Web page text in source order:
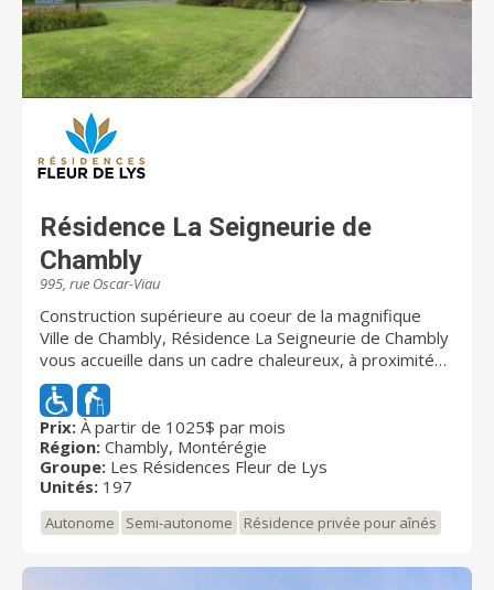
Résidence La Seigneurie de
Chambly
995, rue Oscar-Viau
Construction supérieure au coeur de la magnifique
Ville de Chambly, Résidence La Seigneurie de Chambly
vous accueille dans un cadre chaleureux, à proximité
de tous les services, avec son équipe qualifiée et
attentive à vos besoins. Avec une capacité de 197
résidents autonomes ou semi-autonomes, Résidence
La Seigneurie de Chambly vous propose un
environnement de vie unique comportant une grande
variété de services inclus.
Prix: À partir de 1025$ par mois
Région: Chambly, Montérégie
Groupe: Les Résidences Fleur de Lys
Unités: 197
Autonome Semi-autonome Résidence privée pour aînés